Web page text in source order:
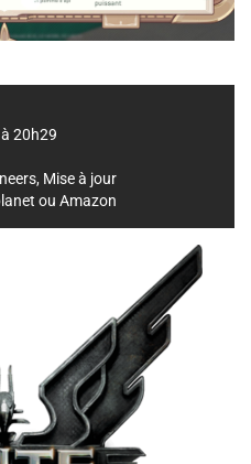
20h29
, Mise à jour
ou Amazon